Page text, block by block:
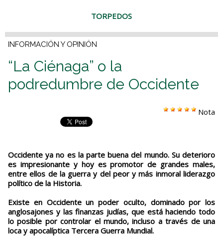
TORPEDOS
INFORMACIÓN Y OPINIÓN
“La Ciénaga” o la
podredumbre de Occidente
Nota
Occidente ya no es la parte buena del mundo. Su deterioro
es impresionante y hoy es promotor de grandes males,
entre ellos de la guerra y del peor y más inmoral liderazgo
político de la Historia.
Existe en Occidente un poder oculto, dominado por los
anglosajones y las finanzas judías, que está haciendo todo
lo posible por controlar el mundo, incluso a través de una
loca y apocalíptica Tercera Guerra Mundial.